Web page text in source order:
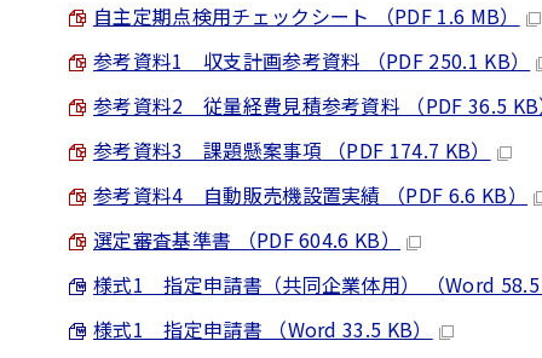
自主定期点検用チェックシート （PDF 1.6 MB）
参考資料1 収支計画参考資料 （PDF 250.1 KB）
参考資料2 従量経費見積参考資料 （PDF 36.5
参考資料3 課題懸案事項 （PDF 174.7 KB）
参考資料4 自動販売機設置実績 （PDF 6.6 KB）
選定審査基準書 （PDF 604.6 KB）
様式1 指定申請書（共同企業体用） （Word
様式1 指定申請書 （Word 33.5 KB）